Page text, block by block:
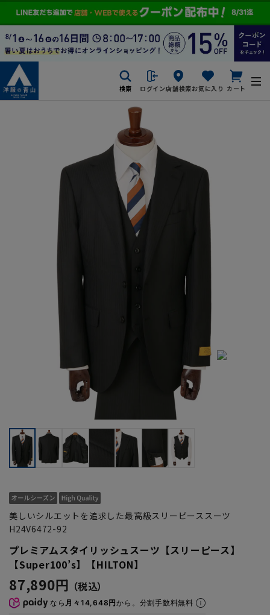
検索 ログイン店舗検索お気に入り カート
美しいシルエットを追求した最高級スリーピーススーツ
H24V6472-92
プレミアムスタイリッシュスーツ【スリーピース】
【Super100’s】【HILTON】
87,890円
なら 月々14,648円から。分割手数料無料